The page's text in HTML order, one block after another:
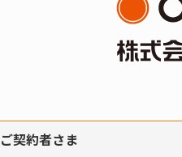
ご契約者さま